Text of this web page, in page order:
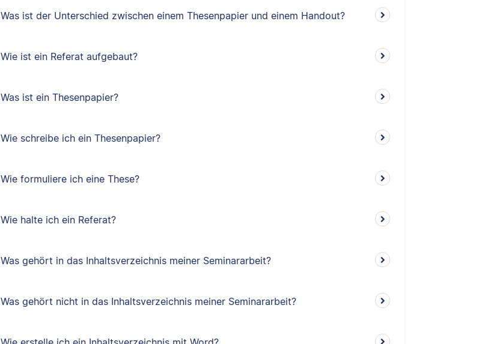
Was ist der Unterschied zwischen einem Thesenpapier und einem Handout?
Wie ist ein Referat aufgebaut?
Was ist ein Thesenpapier?
Wie schreibe ich ein Thesenpapier?
Wie formuliere ich eine These?
Wie halte ich ein Referat?
Was gehört in das Inhaltsverzeichnis meiner Seminararbeit?
Was gehört nicht in das Inhaltsverzeichnis meiner Seminararbeit?